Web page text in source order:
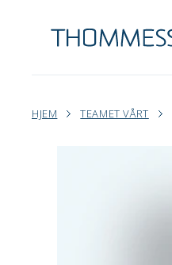
HJEM TEAMET VÅRT